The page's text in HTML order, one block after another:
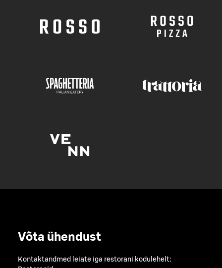
Võta ühendust
Kontaktandmed leiate iga restorani kodulehelt: